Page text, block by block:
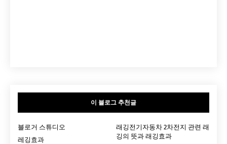
이 블로그 추천글
블로거 스튜디오
래깅전기자동차 2차전지 관련 래
깅의 뜻과 래깅효과
레깅효과